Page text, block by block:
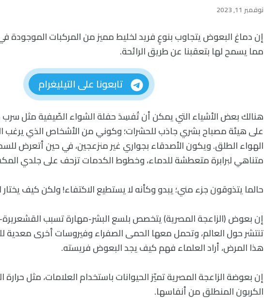
نوفمبر 11, 2023
إن دماغ البعوض يتجاوب بنوعٍ فريد لخليط مميز من المركبات الموجودة
مما يسمح لها بتعقبنا عن طريق الرائحة.
تابعونا على التيليغرام
هنالك بعض الأشياء التي يمكن أن تُفسِدَ حفلة الشواء الصّيفية مثل
على هيئة مصباح بشري جاذب للحشرات؛ وكوني من الأشخاص الذي يرغب
الهواء الطلق. ويكون الأصدقاء بجواري غير منزعجين، في حين أتعرض
متناهي لبرابرة متعطشة للدماء، وخطوط الكدمات تزحف على جلدي
حالما يتذوقون جزء مني؛ يبدو وكأنه لا يستطيع الاكتفاء! ولكن كيف
إن بعوض (الزاعجة المصرية) يتخصص بلسع البشر-مهارة تسبب
تنتشر حول العالم، وتحمل معها الحمى الصفراء وفيروسات أخرى معدية
هذا المرض، أراد العلماء فهم كيف يجد البعوض فريسته.
إن بعوضة الزاعجة المصرية تميّز الحيوانات باستخدام العلامات، مثل
الكربون المنطلق من أنفاسها.